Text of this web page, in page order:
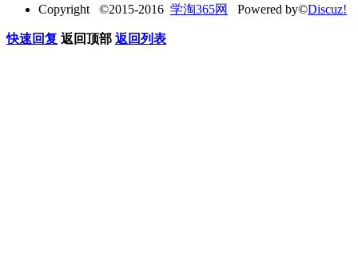
Copyright ©2015-2016 学淘365网 Powered by©Discuz!
快速回复 返回顶部 返回列表